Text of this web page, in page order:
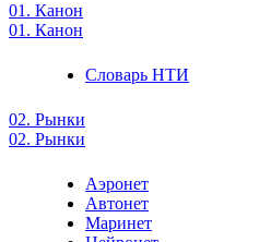
01. Канон
01. Канон
Словарь НТИ
02. Рынки
02. Рынки
Аэронет
Автонет
Маринет